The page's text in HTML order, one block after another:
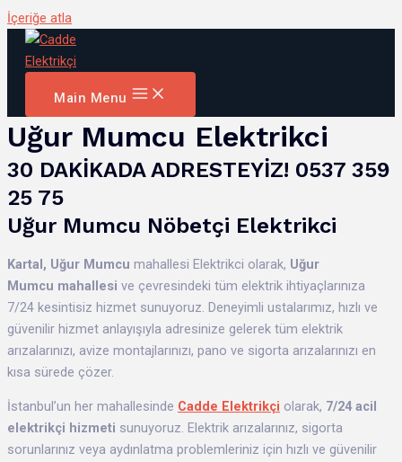
İçeriğe atla
Main Menu
Uğur Mumcu Elektrikci
30 DAKİKADA ADRESTEYİZ! 0537 359
25 75
Uğur Mumcu Nöbetçi Elektrikci
Kartal, Uğur Mumcu mahallesi Elektrikci olarak, Uğur
Mumcu mahallesi ve çevresindeki tüm elektrik ihtiyaçlarınıza
7/24 kesintisiz hizmet sunuyoruz. Deneyimli ustalarımız, hızlı ve
güvenilir hizmet anlayışıyla adresinize gelerek tüm elektrik
arızalarınızı, avize montajlarınızı, pano ve sigorta arızalarınızı en
kısa sürede çözer.
İstanbul’un her mahallesinde Cadde Elektrikçi olarak, 7/24 acil
elektrikçi hizmeti sunuyoruz. Elektrik arızalarınız, sigorta
sorunlarınız veya aydınlatma problemleriniz için hızlı ve güvenilir